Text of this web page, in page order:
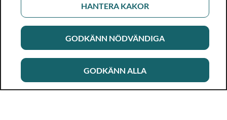
HANTERA KAKOR
GODKÄNN NÖDVÄNDIGA
GODKÄNN ALLA